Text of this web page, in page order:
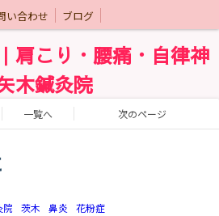
い合わせ ブログ
肩こり・腰痛・自律神
木鍼灸院
一覧へ 次のページ
院 茨木 鼻炎 花粉症